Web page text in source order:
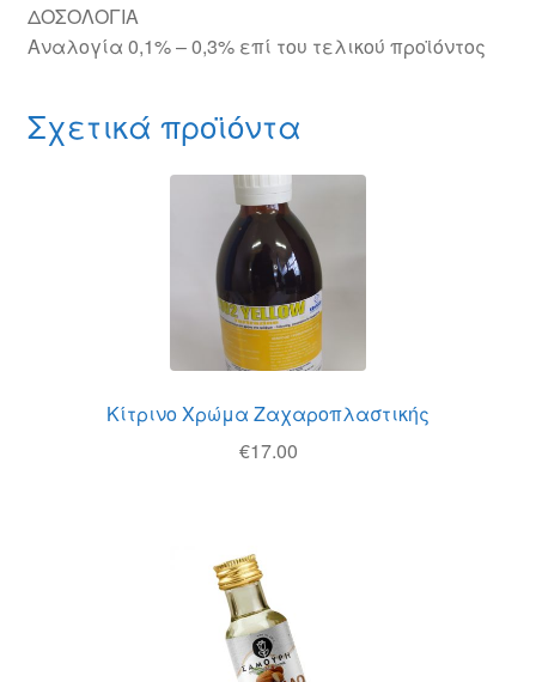
ΔΟΣΟΛΟΓΙΑ
Αναλογία 0,1% – 0,3% επί του τελικού προϊόντος
Σχετικά προϊόντα
Κίτρινο Χρώμα Ζαχαροπλαστικής
€17.00